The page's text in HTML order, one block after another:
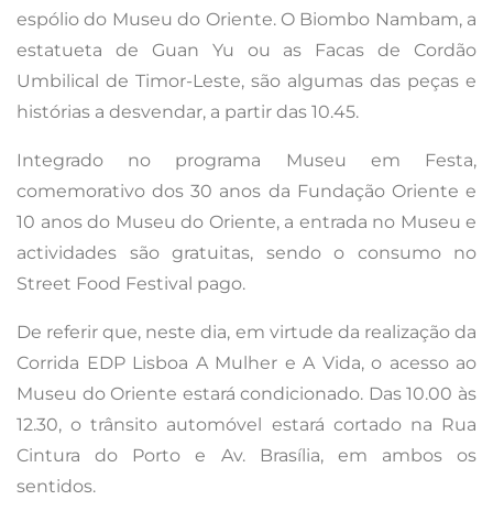
espólio do Museu do Oriente. O Biombo Nambam, a
estatueta de Guan Yu ou as Facas de Cordão
Umbilical de Timor-Leste, são algumas das peças e
histórias a desvendar, a partir das 10.45.
Integrado no programa Museu em Festa,
comemorativo dos 30 anos da Fundação Oriente e
10 anos do Museu do Oriente, a entrada no Museu e
actividades são gratuitas, sendo o consumo no
Street Food Festival pago.
De referir que, neste dia, em virtude da realização da
Corrida EDP Lisboa A Mulher e A Vida, o acesso ao
Museu do Oriente estará condicionado. Das 10.00 às
12.30, o trânsito automóvel estará cortado na Rua
Cintura do Porto e Av. Brasília, em ambos os
sentidos.